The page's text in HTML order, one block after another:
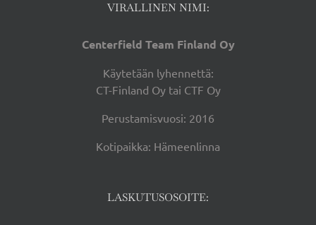
VIRALLINEN NIMI:
Centerfield Team Finland Oy
Käytetään lyhennettä:
CT-Finland Oy tai CTF Oy
Perustamisvuosi: 2016
Kotipaikka: Hämeenlinna
LASKUTUSOSOITE: